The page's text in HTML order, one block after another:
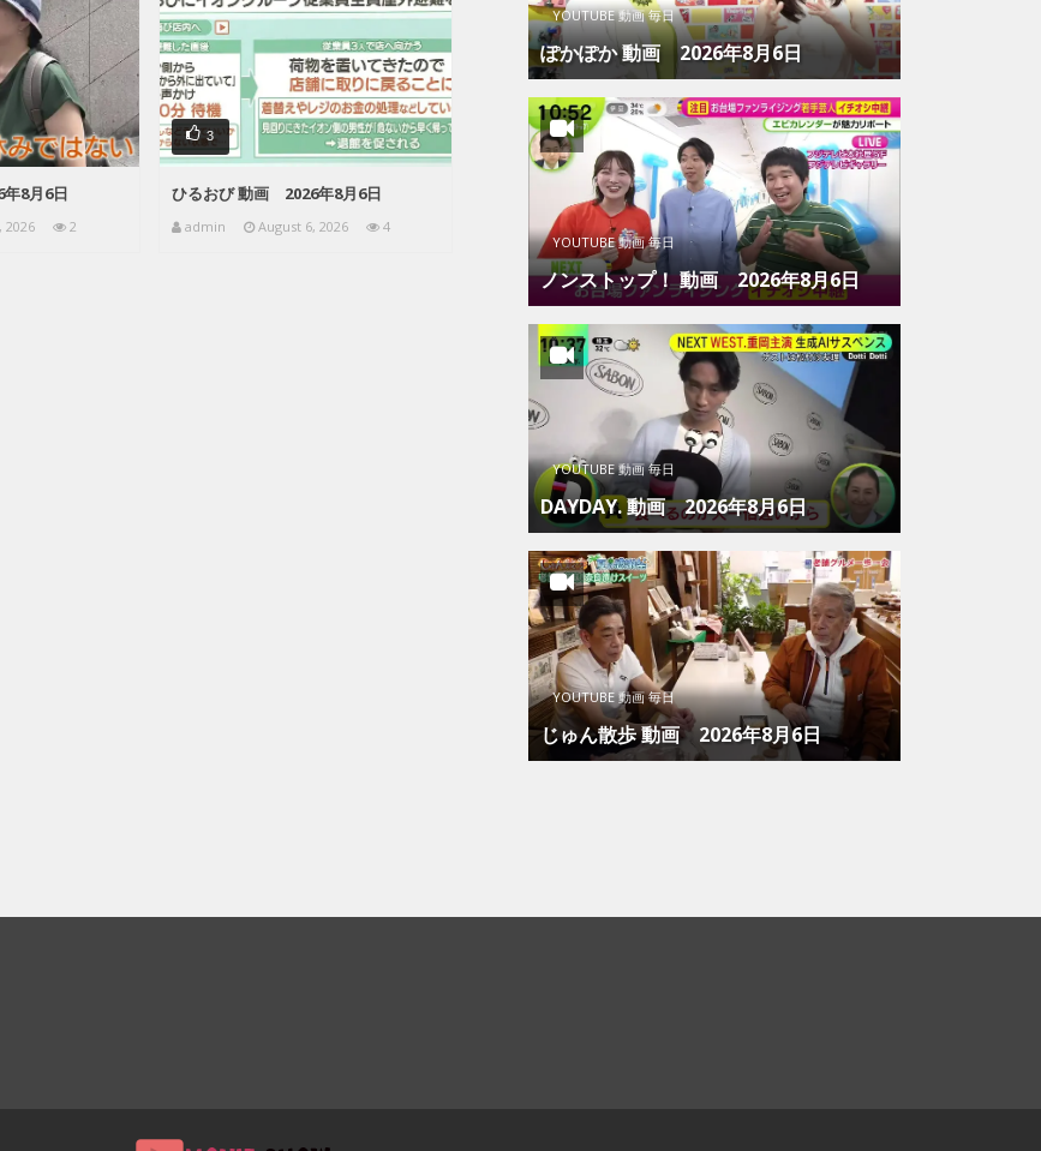
8月6日
2026 2
3
ひるおび 動画 2026年8月6日
admin August 6, 2026 4
YOUTUBE 動画 毎日
ぽかぽか 動画 2026年8月6日
YOUTUBE 動画 毎日
ノンストップ！ 動画 2026年8月6日
YOUTUBE 動画 毎日
DAYDAY. 動画 2026年8月6日
YOUTUBE 動画 毎日
じゅん散歩 動画 2026年8月6日